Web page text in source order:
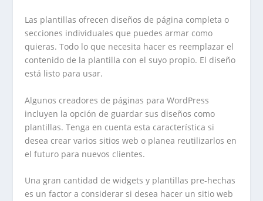
Las plantillas ofrecen diseños de página completa o
secciones individuales que puedes armar como
quieras. Todo lo que necesita hacer es reemplazar el
contenido de la plantilla con el suyo propio. El diseño
está listo para usar.
Algunos creadores de páginas para WordPress
incluyen la opción de guardar sus diseños como
plantillas. Tenga en cuenta esta característica si
desea crear varios sitios web o planea reutilizarlos en
el futuro para nuevos clientes.
Una gran cantidad de widgets y plantillas pre-hechas
es un factor a considerar si desea hacer un sitio web